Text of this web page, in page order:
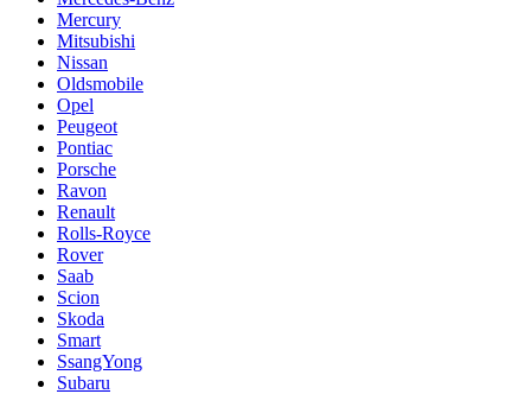
Mercury
Mitsubishi
Nissan
Oldsmobile
Opel
Peugeot
Pontiac
Porsche
Ravon
Renault
Rolls-Royce
Rover
Saab
Scion
Skoda
Smart
SsangYong
Subaru